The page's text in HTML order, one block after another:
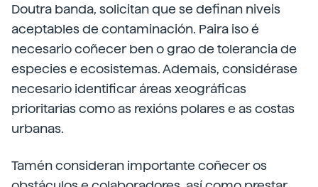
Doutra banda, solicitan que se definan niveis
aceptables de contaminación. Paira iso é
necesario coñecer ben o grao de tolerancia de
especies e ecosistemas. Ademais, considérase
necesario identificar áreas xeográficas
prioritarias como as rexións polares e as costas
urbanas.
Tamén consideran importante coñecer os